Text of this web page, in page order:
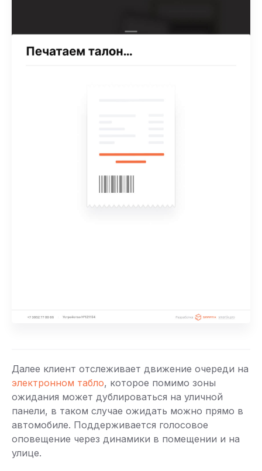
Далее клиент отслеживает движение очереди на
электронном табло, которое помимо зоны
ожидания может дублироваться на уличной
панели, в таком случае ожидать можно прямо в
автомобиле. Поддерживается голосовое
оповещение через динамики в помещении и на
улице.